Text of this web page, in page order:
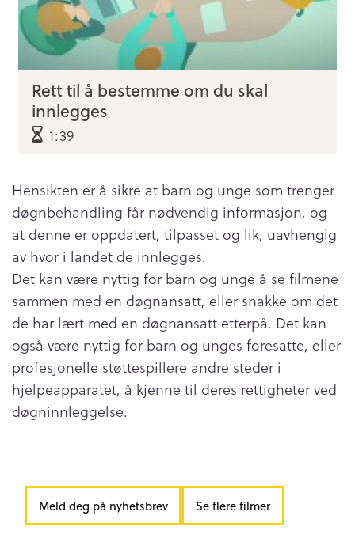
Rett til å bestemme om du skal
innlegges
1:39
Hensikten er å sikre at barn og unge som trenger
døgnbehandling får nødvendig informasjon, og
at denne er oppdatert, tilpasset og lik, uavhengig
av hvor i landet de innlegges.
Det kan være nyttig for barn og unge å se filmene
sammen med en døgnansatt, eller snakke om det
de har lært med en døgnansatt etterpå. Det kan
også være nyttig for barn og unges foresatte, eller
profesjonelle støttespillere andre steder i
hjelpeapparatet, å kjenne til deres rettigheter ved
døgninnleggelse.
Meld deg på nyhetsbrev Se flere filmer